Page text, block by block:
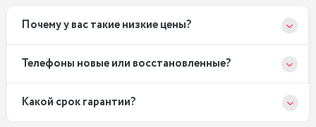
Почему у вас такие низкие цены?
Телефоны новые или восстановленные?
Какой срок гарантии?